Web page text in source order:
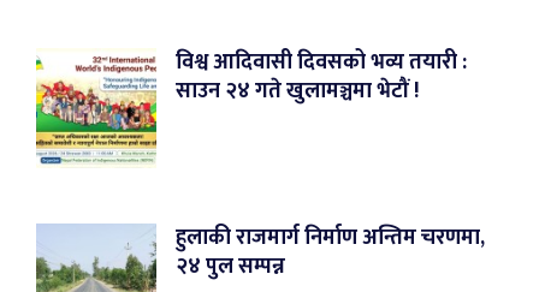
विश्व आदिवासी दिवसको भव्य तयारी :
साउन २४ गते खुलामञ्चमा भेटौं !
हुलाकी राजमार्ग निर्माण अन्तिम चरणमा,
२४ पुल सम्पन्न